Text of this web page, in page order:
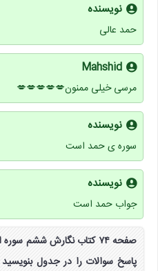
نویسنده
حمد عالی
Mahshid
مرسی خیلی ممنون💋💋💋💋💋
نویسنده
سوره ی حمد است
نویسنده
جواب حمد است
صفحه ۷۴ کتاب نگارش ششم
پاسخ سوالات را در جدول